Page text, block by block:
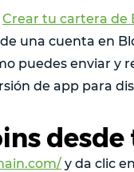
Crear tu cartera de
una cuenta en
puedes enviar y
de app para
y da clic